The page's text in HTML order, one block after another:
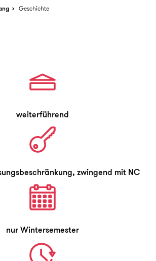
Geschichte
weiterführend
zwingend mit NC
nur Wintersemester